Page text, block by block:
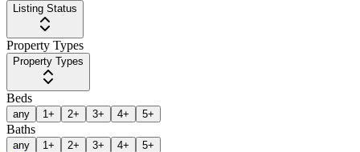
Listing Status
Property Types
Property Types
Beds
any 1+ 2+ 3+ 4+ 5+
Baths
any 1+ 2+ 3+ 4+ 5+